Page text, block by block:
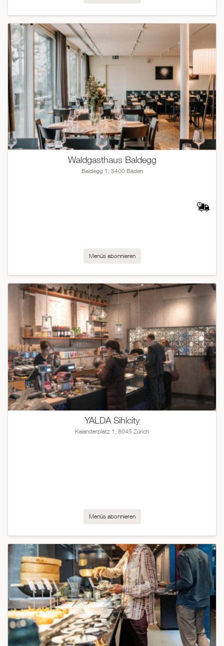
Waldgasthaus Baldegg
Baldegg 1, 5400 Baden
Menüs abonnieren
YALDA Sihlcity
Kalanderplatz 1, 8045 Zürich
Menüs abonnieren